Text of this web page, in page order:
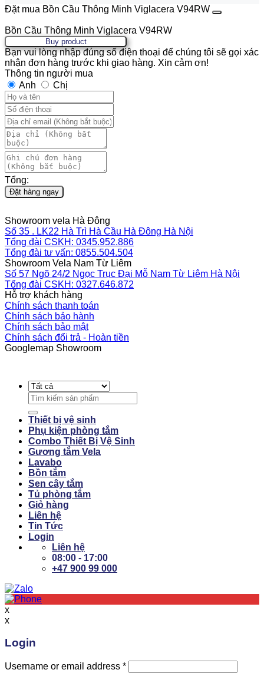
Đặt mua Bồn Cầu Thông Minh Viglacera V94RW
Bồn Cầu Thông Minh Viglacera V94RW
Buy product
Bạn vui lòng nhập đúng số điện thoại để chúng tôi sẽ gọi xác
nhận đơn hàng trước khi giao hàng. Xin cảm ơn!
Thông tin người mua
Anh
Chị
Tổng:
Đặt hàng ngay
Showroom vela Hà Đông
Số 35 . LK22 Hà Trì Hà Cầu Hà Đông Hà Nội
Tổng đài CSKH: 0345.952.886
Tổng đài tư vấn: 0855.504.504
Showroom Vela Nam Từ Liêm
Số 57 Ngõ 24/2 Ngọc Trục Đại Mỗ Nam Từ Liêm Hà Nội
Tổng đài CSKH: 0327.646.872
Hỗ trợ khách hàng
Chính sách thanh toán
Chính sách bảo hành
Chính sách bảo mật
Chính sách đổi trả - Hoàn tiền
Googlemap Showroom
Search
for:
Thiết bị vệ sinh
Phụ kiện phòng tắm
Combo Thiết Bị Vệ Sinh
Gương tắm Vela
Lavabo
Bồn tắm
Sen cây tắm
Tủ phòng tắm
Giỏ hàng
Liên hệ
Tin Tức
Login
Liên hệ
08:00 - 17:00
+47 900 99 000
x
x
Login
Username or email address *